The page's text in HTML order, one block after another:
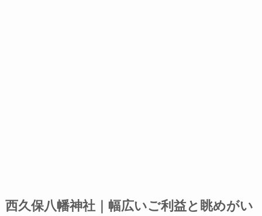
西久保八幡神社｜幅広いご利益と眺めがい